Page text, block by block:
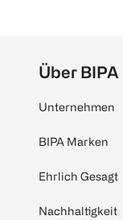
Über BIPA
Unternehmen
BIPA Marken
Ehrlich Gesagt
Nachhaltigkeit